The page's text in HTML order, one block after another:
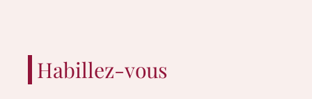
Habillez-vous